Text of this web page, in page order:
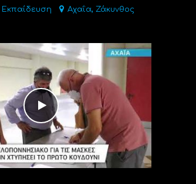
Εκπαίδευση Αχαΐα, Ζάκυνθος